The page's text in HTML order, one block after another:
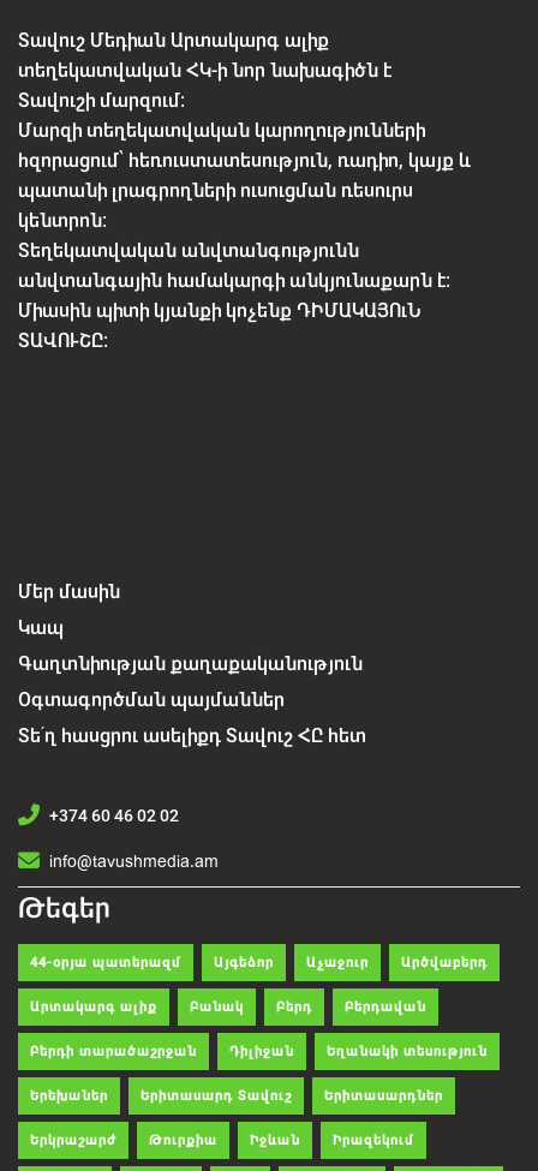
Տավուշ Մեդիան Արտակարգ ալիք
տեղեկատվական ՀԿ-ի նոր նախագիծն է
Տավուշի մարզում:
Մարզի տեղեկատվական կարողությունների
հզորացում՝ հեռուստատեսություն, ռադիո, կայք և
պատանի լրագրողների ուսուցման ռեսուրս
կենտրոն:
Տեղեկատվական անվտանգությունն
անվտանգային համակարգի անկյունաքարն է:
Միասին պիտի կյանքի կոչենք ԴԻՄԱԿԱՅՈւՆ
ՏԱՎՈՒՇԸ:
Մեր մասին
Կապ
Գաղտնիության քաղաքականություն
Օգտագործման պայմաններ
Տե՛ղ հասցրու ասելիքդ Տավուշ ՀԸ հետ
+374 60 46 02 02
info@tavushmedia.am
Թեգեր
44-օրյա պատերազմ Այգեձոր Աչաջուր Արծվաբերդ
Արտակարգ ալիք Բանակ Բերդ Բերդավան
Բերդի տարածաշրջան Դիլիջան Եղանակի տեսություն
Երեխաներ Երիտասարդ Տավուշ Երիտասարդներ
Երկրաշարժ Թուրքիա Իջևան Իրազեկում